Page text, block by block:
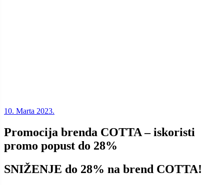
10. Marta 2023.
Promocija brenda COTTA – iskoristi
promo popust do 28%
SNIŽENJE do 28% na brend COTTA!